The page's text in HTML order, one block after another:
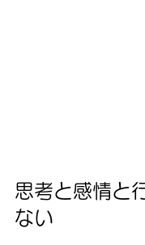
思考と感情と
ない